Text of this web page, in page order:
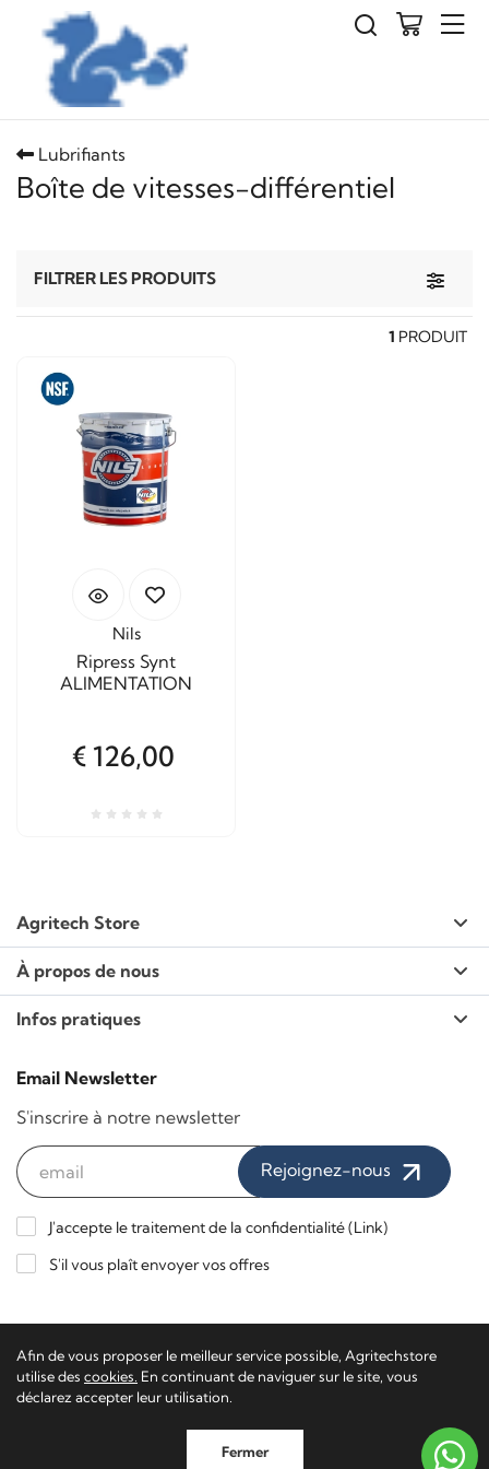
Lubrifiants
Boîte de vitesses-différentiel
Toggle
FILTRER LES PRODUITS
1 PRODUIT
Nils
Ripress Synt
ALIMENTATION
€ 126,00
Agritech Store
À propos de nous
Infos pratiques
Email Newsletter
S'inscrire à notre newsletter
Rejoignez-nous
J'accepte le traitement de la confidentialité (Link)
S'il vous plaît envoyer vos offres
Paiements sécurisés / Livraison express
Agritech Store - TVA 02116650223 - TN-201340
Software
Ecommerce by Daisuke®
Afin de vous proposer le meilleur service possible, Agritechstore
utilise des cookies. En continuant de naviguer sur le site, vous
déclarez accepter leur utilisation.
Fermer